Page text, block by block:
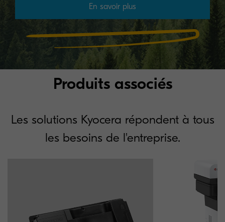
En savoir plus
Produits associés
Les solutions Kyocera répondent à tous
les besoins de l'entreprise.